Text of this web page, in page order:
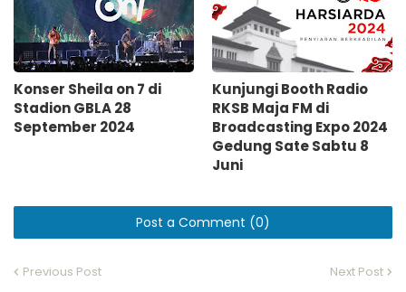
Konser Sheila on 7 di
Stadion GBLA 28
September 2024
Kunjungi Booth Radio
RKSB Maja FM di
Broadcasting Expo 2024
Gedung Sate Sabtu 8
Juni
Post a Comment (0)
Previous Post Next Post